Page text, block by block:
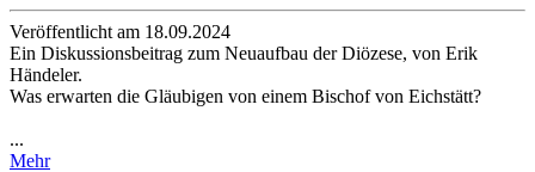
Veröffentlicht am 18­.09.2024
Ein Diskussionsbeitrag zum Neuaufbau der Diözese, von Erik
Händeler.
Was erwarten die Gläubigen von einem Bischof von Eichstätt?
...
Mehr